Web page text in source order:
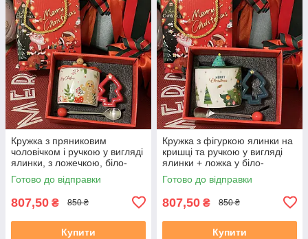
Кружка з пряниковим
чоловічком і ручкою у вигляді
ялинки, з ложечкою, біло-
червона, у подарунковій
упаковці
Готово до відправки
807,50 ₴ 850 ₴
Купити
Кружка з фігуркою ялинки на
кришці та ручкою у вигляді
ялинки + ложка у біло-
зеленому кольорі.
Подарункова упаковка
Готово до відправки
807,50 ₴ 850 ₴
Купити